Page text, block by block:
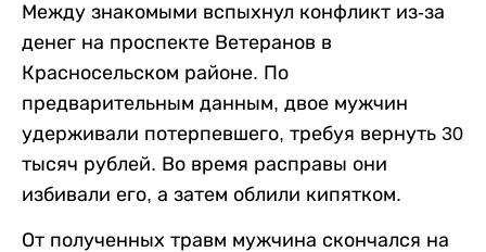
Между знакомыми вспыхнул конфликт из-за
денег на проспекте Ветеранов в
Красносельском районе. По
предварительным данным, двое мужчин
удерживали потерпевшего, требуя вернуть 30
тысяч рублей. Во время расправы они
избивали его, а затем облили кипятком.
От полученных травм мужчина скончался на